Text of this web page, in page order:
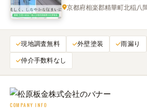
京都府相楽郡精華町北稲八
現地調査無料 外壁塗装 雨漏り
仲介手数料なし
COMPANY INFO